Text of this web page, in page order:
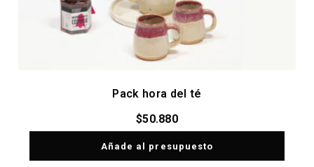
Pack hora del té
$50.880
Añade al presupuesto